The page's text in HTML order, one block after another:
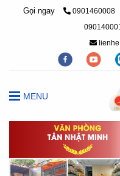
Gọi ngay 0901460008
MENU